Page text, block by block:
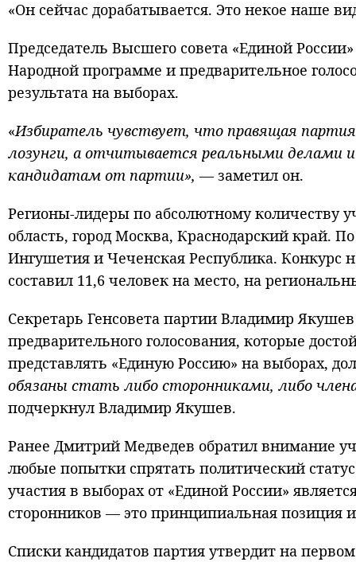
«Он сейчас дорабатывается. Это некое наше
Председатель Высшего совета «Единой
Народной программе и предварительное
результата на выборах.
«Избиратель чувствует, что правящая
лозунги, а отчитывается реальными делами
кандидатам от партии», — заметил он.
Регионы-лидеры по абсолютному количеству
область, город Москва, Краснодарский край.
Ингушетия и Чеченская Республика. Конкурс
составил 11,6 человек на место, на
Секретарь Генсовета партии Владимир
предварительного голосования, которые
представлять «Единую Россию» на выборах,
обязаны стать либо сторонниками, либо
подчеркнул Владимир Якушев.
Ранее Дмитрий Медведев обратил внимание
любые попытки спрятать политический
участия в выборах от «Единой России»
сторонников — это принципиальная позиция
Списки кандидатов партия утвердит на